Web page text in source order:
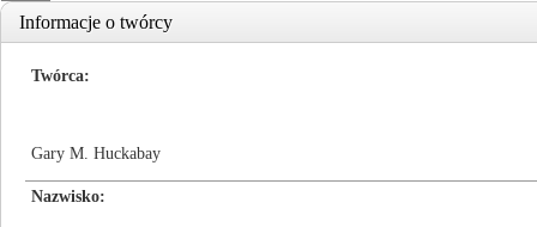
Informacje o twórcy
Twórca
Gary M. Huckabay
Nazwisko